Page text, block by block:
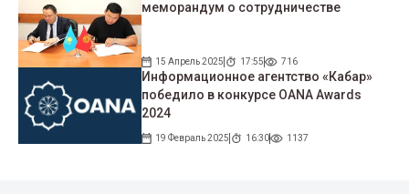
меморандум о сотрудничестве
15 Апрель 2025 17:55 716
Информационное агентство «Кабар»
победило в конкурсе OANA Awards
2024
19 Февраль 2025 16:30 1137